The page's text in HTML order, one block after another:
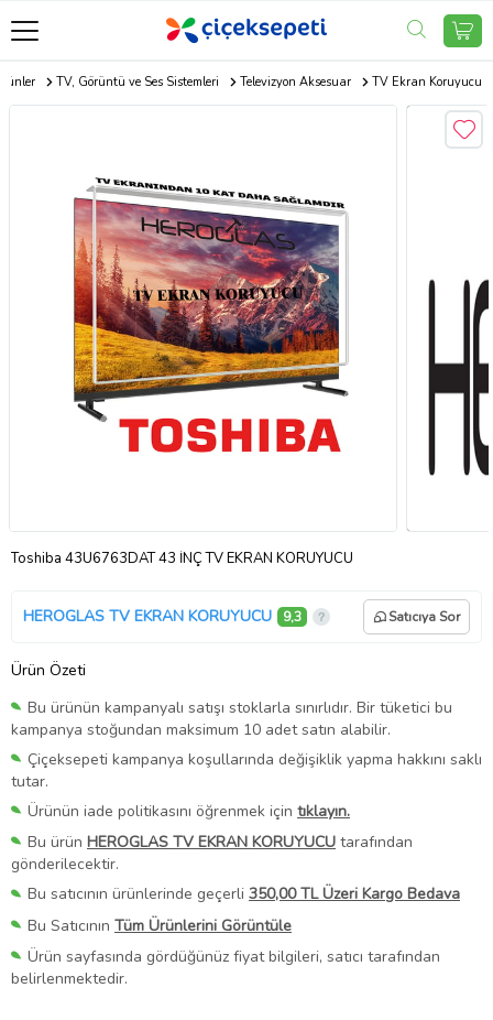
TV, Görüntü ve Ses Sistemleri Televizyon Aksesuar TV Ekran Koruyucu
Toshiba 43U6763DAT 43 İNÇ TV EKRAN KORUYUCU
HEROGLAS TV EKRAN KORUYUCU 9,3 Satıcıya Sor
Ürün Özeti
Bu ürünün kampanyalı satışı stoklarla sınırlıdır. Bir tüketici bu
kampanya stoğundan maksimum 10 adet satın alabilir.
Çiçeksepeti kampanya koşullarında değişiklik yapma hakkını saklı
tutar.
Ürünün iade politikasını öğrenmek için tıklayın.
Bu ürün HEROGLAS TV EKRAN KORUYUCU tarafından
gönderilecektir.
Bu satıcının ürünlerinde geçerli 350,00 TL Üzeri Kargo Bedava
Bu Satıcının Tüm Ürünlerini Görüntüle
Ürün sayfasında gördüğünüz fiyat bilgileri, satıcı tarafından
belirlenmektedir.